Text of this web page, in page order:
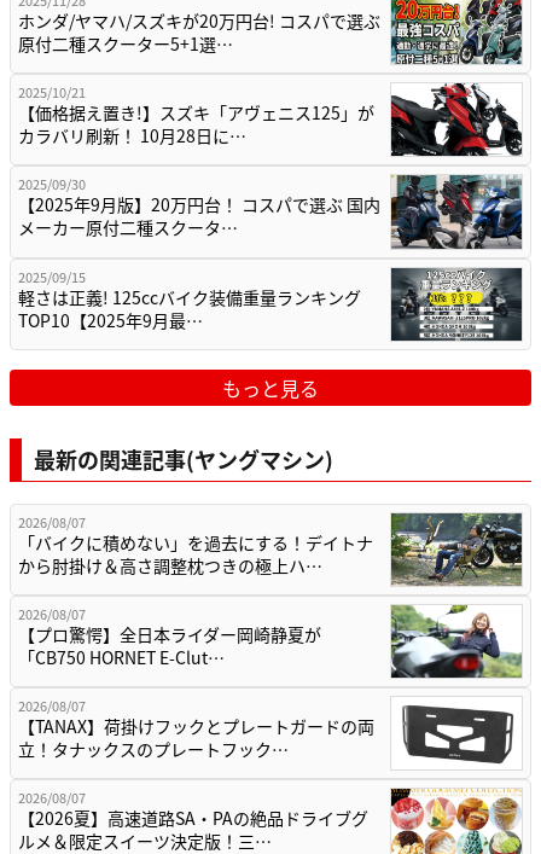
ホンダ/ヤマハ/スズキが20万円台! コスパで選ぶ
原付二種スクーター5+1選…
2025/10/21
【価格据え置き!】スズキ「アヴェニス125」が
カラバリ刷新！ 10月28日に…
2025/09/30
【2025年9月版】20万円台！ コスパで選ぶ 国内
メーカー原付二種スクータ…
2025/09/15
軽さは正義! 125ccバイク装備重量ランキング
TOP10【2025年9月最…
もっと見る
最新の関連記事(ヤングマシン)
2026/08/07
「バイクに積めない」を過去にする！デイトナ
から肘掛け＆高さ調整枕つきの極上ハ…
2026/08/07
【プロ驚愕】全日本ライダー岡崎静夏が
「CB750 HORNET E-Clut…
2026/08/07
【TANAX】荷掛けフックとプレートガードの両
立！タナックスのプレートフック…
2026/08/07
【2026夏】高速道路SA・PAの絶品ドライブグ
ルメ＆限定スイーツ決定版！三…